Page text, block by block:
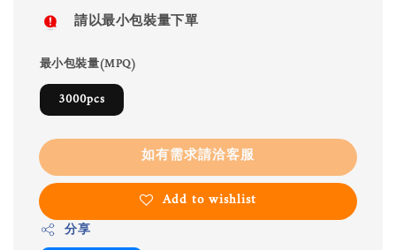
請以最小包裝量下單
最小包裝量(MPQ)
3000pcs
如有需求請洽客服
Add to wishlist
分享